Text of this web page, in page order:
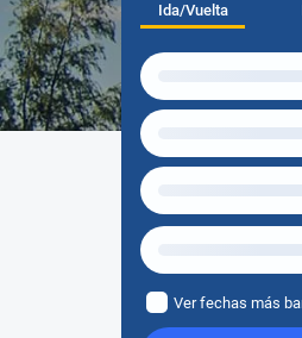
Ida/Vuelta
Ver fechas más